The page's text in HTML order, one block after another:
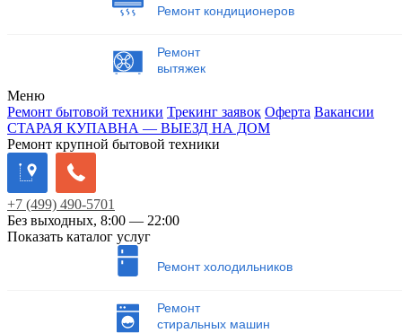
Ремонт кондиционеров
Ремонт
вытяжек
Меню
Ремонт бытовой техники Трекинг заявок Оферта Вакансии
СТАРАЯ КУПАВНА — ВЫЕЗД НА ДОМ
Ремонт крупной бытовой техники
+7 (499) 490-5701
Без выходных, 8:00 — 22:00
Показать каталог услуг
Ремонт холодильников
Ремонт
стиральных машин